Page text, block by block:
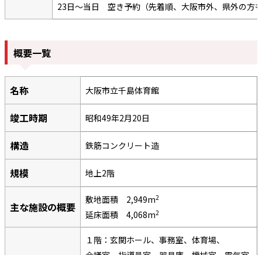
23日～当日 空き予約（先着順、大阪市外、県外の方
概要一覧
名称 大阪市立千島体育館
竣工時期 昭和49年2月20日
構造 鉄筋コンクリート造
規模 地上2階
主な施設の概要
敷地面積 2,949m2
延床面積 4,068m2
１階：玄関ホール、事務室、体育場、